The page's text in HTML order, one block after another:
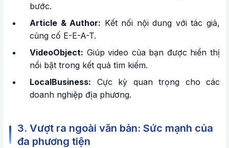
bước.
Article & Author: Kết nối nội dung với tác giả,
củng cố E-E-A-T.
VideoObject: Giúp video của bạn được hiển thị
nổi bật trong kết quả tìm kiếm.
LocalBusiness: Cực kỳ quan trọng cho các
doanh nghiệp địa phương.
3. Vượt ra ngoài văn bản: Sức mạnh của
đa phương tiện